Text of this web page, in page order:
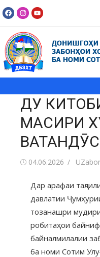
ДУ
МАСИРИ
04.06.2026
Дар арафаи
давлатии
тозанашри
робитаҳои
байналмилалии
ба номи Сотим